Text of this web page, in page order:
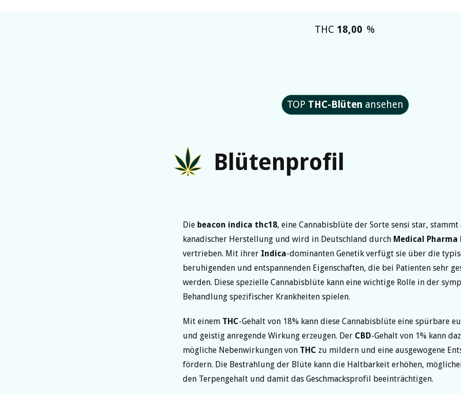
THC 18,00 %
TOP THC-Blüten ansehen
Blütenprofil
Die beacon indica thc18, eine Cannabisblüte der Sorte sensi star, stammt
kanadischer Herstellung und wird in Deutschland durch Medical Pharma
vertrieben. Mit ihrer Indica-dominanten Genetik verfügt sie über die
beruhigenden und entspannenden Eigenschaften, die bei Patienten sehr
werden. Diese spezielle Cannabisblüte kann eine wichtige Rolle in der
Behandlung spezifischer Krankheiten spielen.
Mit einem THC-Gehalt von 18% kann diese Cannabisblüte eine spürbare
und geistig anregende Wirkung erzeugen. Der CBD-Gehalt von 1% kann
mögliche Nebenwirkungen von THC zu mildern und eine ausgewogene
fördern. Die Bestrahlung der Blüte kann die Haltbarkeit erhöhen,
den Terpengehalt und damit das Geschmacksprofil beeinträchtigen.